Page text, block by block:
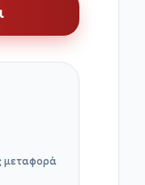
μεταφορά